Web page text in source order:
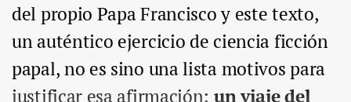
del propio Papa Francisco y este texto,
un auténtico ejercicio de ciencia ficción
papal, no es sino una lista motivos para
justificar esa afirmación: un viaje del